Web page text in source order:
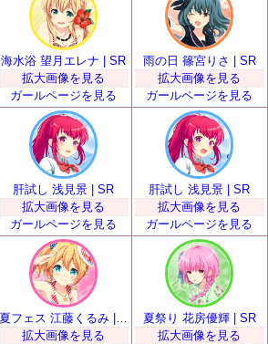
海水浴 望月エレナ | SR
拡大画像を見る
ガールページを見る
雨の日 篠宮りさ | SR
拡大画像を見る
ガールページを見る
肝試し 浅見景 | SR
拡大画像を見る
ガールページを見る
肝試し 浅見景 | SR
拡大画像を見る
ガールページを見る
夏フェス 江藤くるみ | SR
拡大画像を見る
夏祭り 花房優輝 | SR
拡大画像を見る